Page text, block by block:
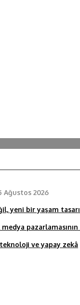
Ağustos 2026
yeni bir yaşam
ve yapay zekâ